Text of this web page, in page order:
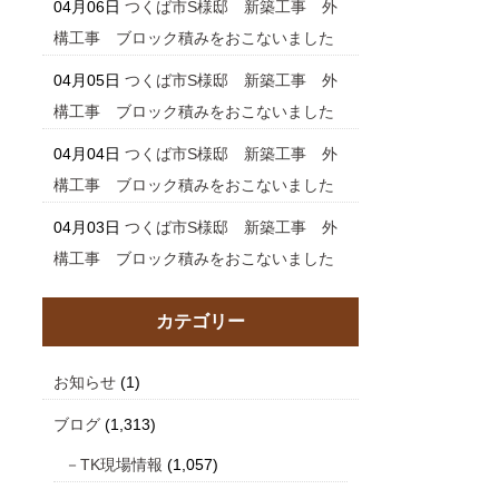
04月06日 つくば市S様邸 新築工事 外
構工事 ブロック積みをおこないました
04月05日 つくば市S様邸 新築工事 外
構工事 ブロック積みをおこないました
04月04日 つくば市S様邸 新築工事 外
構工事 ブロック積みをおこないました
04月03日 つくば市S様邸 新築工事 外
構工事 ブロック積みをおこないました
カテゴリー
お知らせ (1)
ブログ (1,313)
TK現場情報 (1,057)